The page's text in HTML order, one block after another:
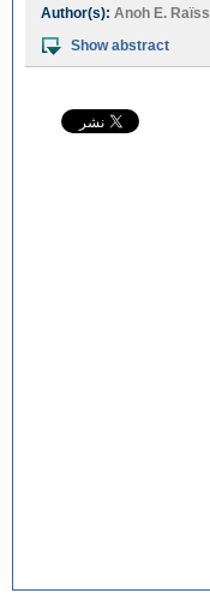
Author(s): Anoh E.
Show abstract